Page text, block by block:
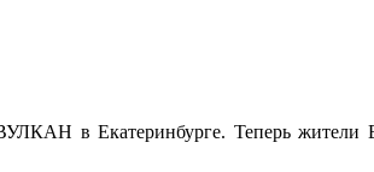
в Екатеринбурге. Теперь жители